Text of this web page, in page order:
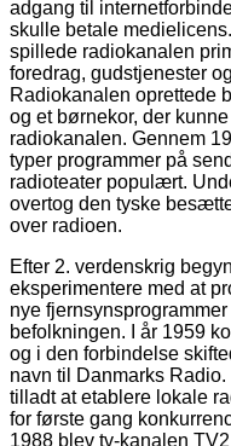
adgang til
skulle betale
spillede radiokanalen
foredrag, gudstjenester
Radiokanalen oprettede
og et børnekor, der
radiokanalen. Gennem
typer programmer på
radioteater populært.
overtog den tyske
over radioen.
Efter 2. verdenskrig
eksperimentere med at
nye
befolkningen. I år 1959
og i den forbindelse
navn til Danmarks
tilladt at etablere lokale
for første gang
1988 blev tv-kanalen